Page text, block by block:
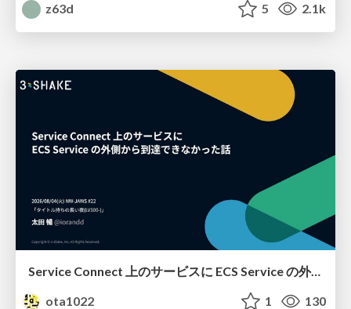
z63d
5 2.1k
Service Connect 上のサービスに ECS Service の外側から到達できなかった話
ota1022
1 130